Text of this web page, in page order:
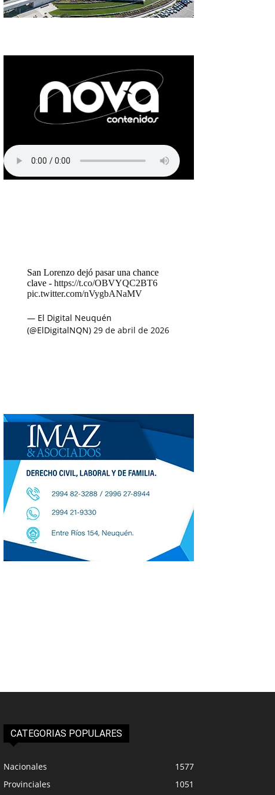
San Lorenzo dejó pasar una chance
clave - https://t.co/OBVYQC2BT6
pic.twitter.com/nVygbANaMV
— El Digital Neuquén
(@ElDigitalNQN) 29 de abril de 2026
CATEGORIAS POPULARES
Nacionales
1577
Provinciales
1051